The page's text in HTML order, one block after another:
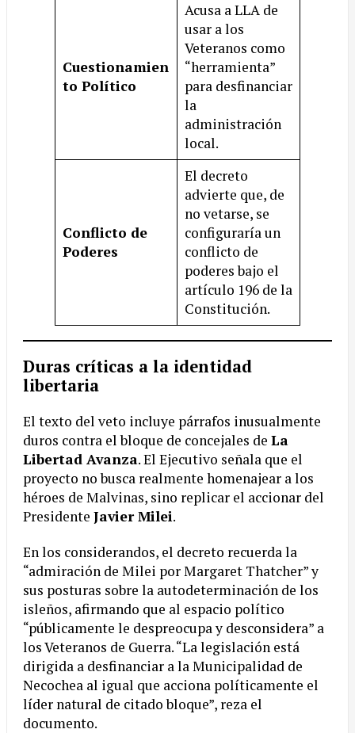
Cuestionamien
to Político
Acusa a LLA de
usar a los
Veteranos como
“herramienta”
para desfinanciar
la
administración
local.
Conflicto de
Poderes
El decreto
advierte que, de
no vetarse, se
configuraría un
conflicto de
poderes bajo el
artículo 196 de la
Constitución.
Duras críticas a la identidad
libertaria
El texto del veto incluye párrafos inusualmente
duros contra el bloque de concejales de La
Libertad Avanza. El Ejecutivo señala que el
proyecto no busca realmente homenajear a los
héroes de Malvinas, sino replicar el accionar del
Presidente Javier Milei.
En los considerandos, el decreto recuerda la
“admiración de Milei por Margaret Thatcher” y
sus posturas sobre la autodeterminación de los
isleños, afirmando que al espacio político
“públicamente le despreocupa y desconsidera” a
los Veteranos de Guerra. “La legislación está
dirigida a desfinanciar a la Municipalidad de
Necochea al igual que acciona políticamente el
líder natural de citado bloque”, reza el
documento.